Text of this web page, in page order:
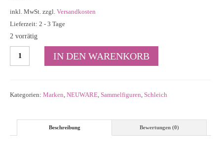
inkl. MwSt. zzgl. Versandkosten
Lieferzeit: 2 - 3 Tage
2 vorrätig
Menge
IN DEN WARENKORB
Kategorien: Marken NEUWARE Sammelfiguren Schleich
Beschreibung Bewertungen (0)